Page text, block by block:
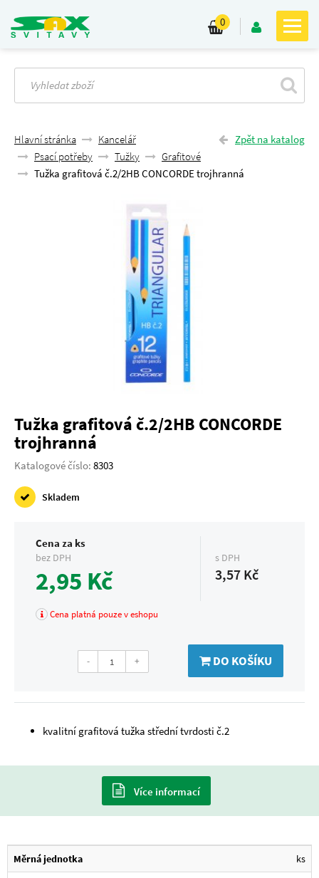
0
Zpět na katalog
Hlavní stránka
Kancelář
Psací potřeby
Tužky
Grafitové
Tužka grafitová č.2/2HB CONCORDE trojhranná
Tužka grafitová č.2/2HB CONCORDE
trojhranná
Katalogové číslo: 8303
Skladem
Cena za ks
bez DPH
2,95 Kč
s DPH
3,57 Kč
Cena platná pouze v eshopu
- + DO KOŠÍKU
kvalitní grafitová tužka střední tvrdosti č.2
Více informací
Měrná jednotka ks